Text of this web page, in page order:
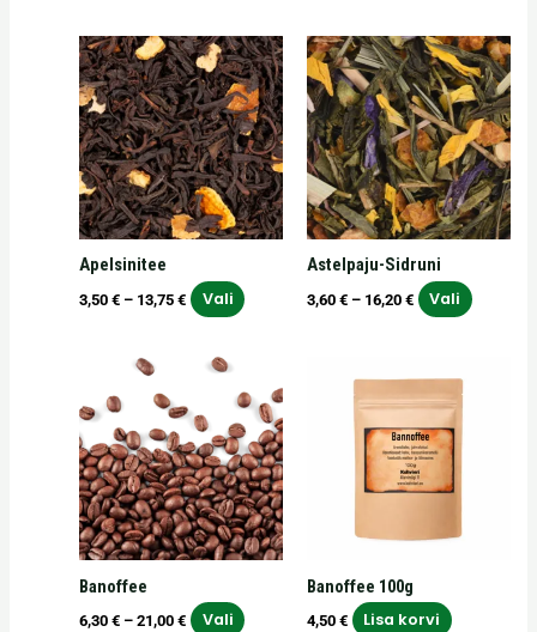
Apelsinitee
3,50€ – 13,75€
Hinnavahemik:
3,50 €
kuni
13,75 €
Vali
Sellel
tootel
on
mitu
varianti.
Valikuid
saab
teha
tootelehel.Astelpaju-Sidruni
3,60 € – 16,20 €
Hinnavahemik:
3,60 €
kuni
16,20 €
Vali
Sellel
tootel
on
mitu
varianti.
Valikuid
saab
teha
Banoffee
6,30€ – 21,00€
Hinnavahemik:
kuni
21,00 €
Vali
tootel
on
mitu
varianti.
Valikuid
saab
teha
tootelehel.Banoffee 100g
4,50 € Lisa korvi